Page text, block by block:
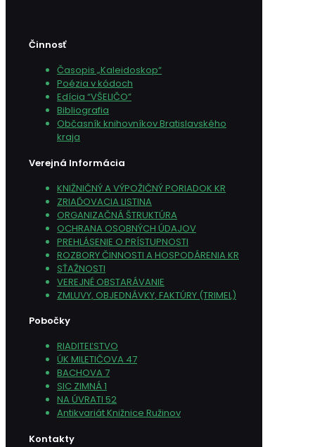
Činnosť
Časopis „Kaleidoskop“
Poézia v kódoch
Edícia “VŠELIČO”
Bibliografia
Občasník knihovníkov Bratislavského
kraja
Verejná Informácia
KNIŽNIČNÝ A VÝPOŽIČNÝ PORIADOK KR
ZRIAĎOVACIA LISTINA
ORGANIZAČNÁ ŠTRUKTÚRA
OCHRANA OSOBNÝCH ÚDAJOV
PREHLÁSENIE O PRÍSTUPNOSTI
ROZBORY ČINNOSTI A HOSPODÁRENIA KR
SŤAŽNOSTI
VEREJNÉ OBSTARÁVANIE
ZMLUVY, OBJEDNÁVKY, FAKTÚRY (TRIMEL)
Pobočky
RIADITEĽSTVO
ÚK MILETIČOVA 47
BACHOVA 7
SIC ZIMNÁ 1
NA ÚVRATI 52
Antikvariát Knižnice Ružinov
Kontakty